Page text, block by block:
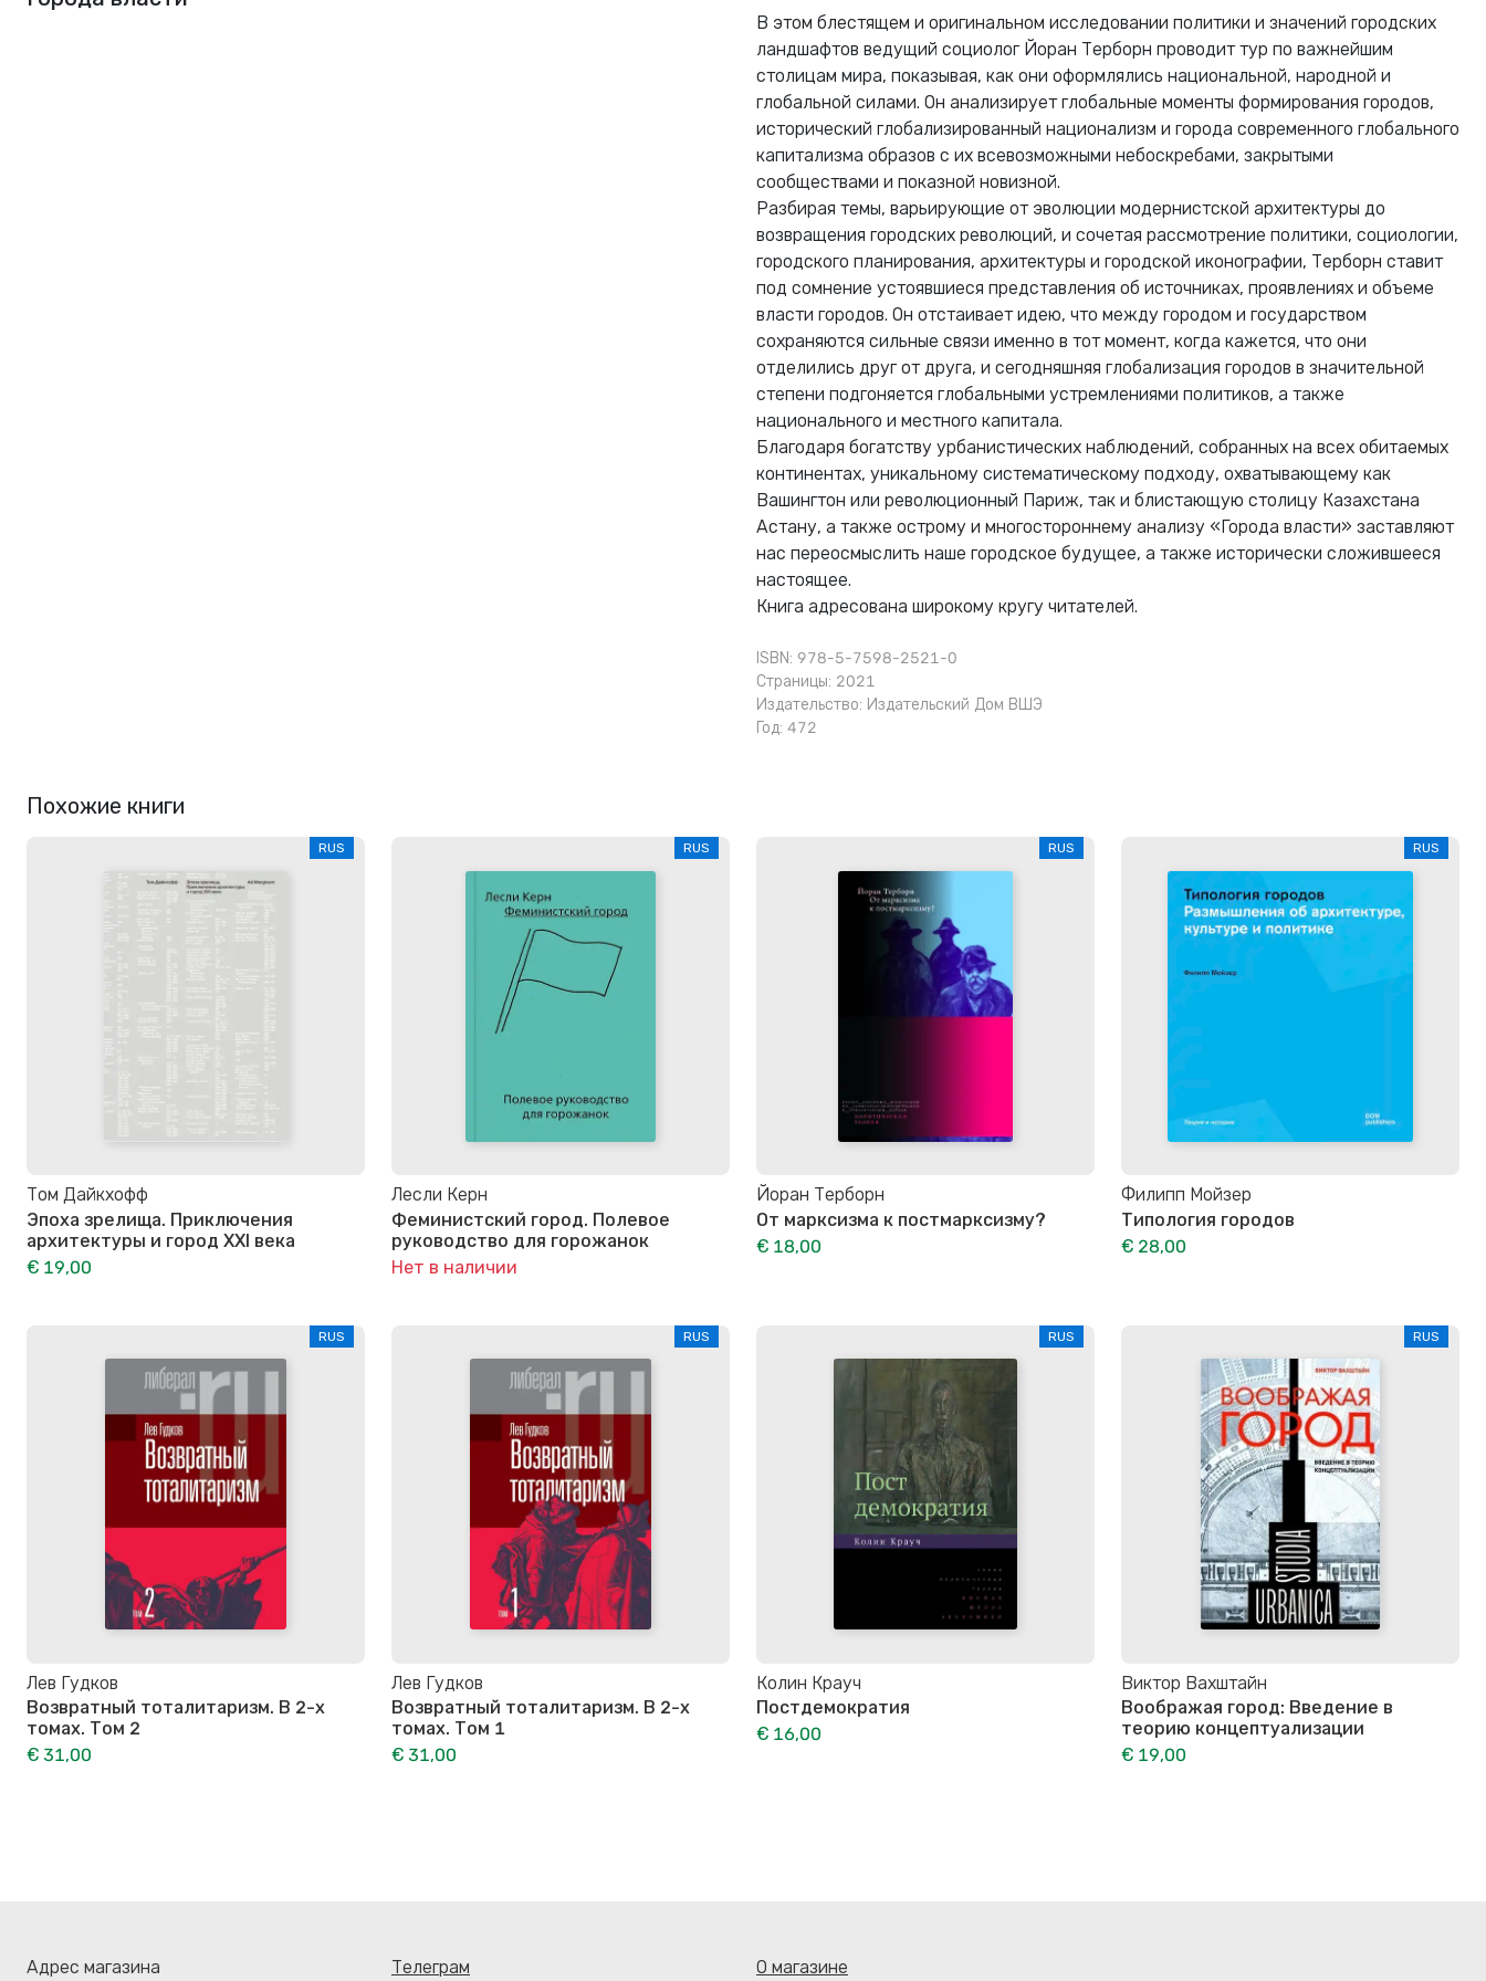
В этом блестящем и оригинальном исследовании политики и значений городских
ландшафтов ведущий социолог Йоран Терборн проводит тур по важнейшим
столицам мира, показывая, как они оформлялись национальной, народной и
глобальной силами. Он анализирует глобальные моменты формирования городов,
исторический глобализированный национализм и города современного глобального
капитализма образов с их всевозможными небоскребами, закрытыми
сообществами и показной новизной.
Разбирая темы, варьирующие от эволюции модернистской архитектуры до
возвращения городских революций, и сочетая рассмотрение политики, социологии,
городского планирования, архитектуры и городской иконографии, Терборн ставит
под сомнение устоявшиеся представления об источниках, проявлениях и объеме
власти городов. Он отстаивает идею, что между городом и государством
сохраняются сильные связи именно в тот момент, когда кажется, что они
отделились друг от друга, и сегодняшняя глобализация городов в значительной
степени подгоняется глобальными устремлениями политиков, а также
национального и местного капитала.
Благодаря богатству урбанистических наблюдений, собранных на всех обитаемых
континентах, уникальному систематическому подходу, охватывающему как
Вашингтон или революционный Париж, так и блистающую столицу Казахстана
Астану, а также острому и многостороннему анализу «Города власти» заставляют
нас переосмыслить наше городское будущее, а также исторически сложившееся
настоящее.
Книга адресована широкому кругу читателей.
ISBN: 978-5-7598-2521-0
Страницы: 2021
Издательство: Издательский Дом ВШЭ
Год: 472
Похожие книги
RUS
Том Дайкхофф
Эпоха зрелища. Приключения
архитектуры и город XXI века
€ 19,00
RUS
Лесли Керн
Феминистский город. Полевое
руководство для горожанок
Нет в наличии
RUS
Йоран Терборн
От марксизма к постмарксизму?
€ 18,00
RUS
Филипп Мойзер
Типология городов
€ 28,00
RUS
Лев Гудков
Возвратный тоталитаризм. В 2-х
томах. Том 2
€ 31,00
RUS
Лев Гудков
Возвратный тоталитаризм. В 2-х
томах. Том 1
€ 31,00
RUS
Колин Крауч
Постдемократия
€ 16,00
RUS
Виктор Вахштайн
Воображая город: Введение в
теорию концептуализации
€ 19,00
Адрес магазина Телеграм О магазине